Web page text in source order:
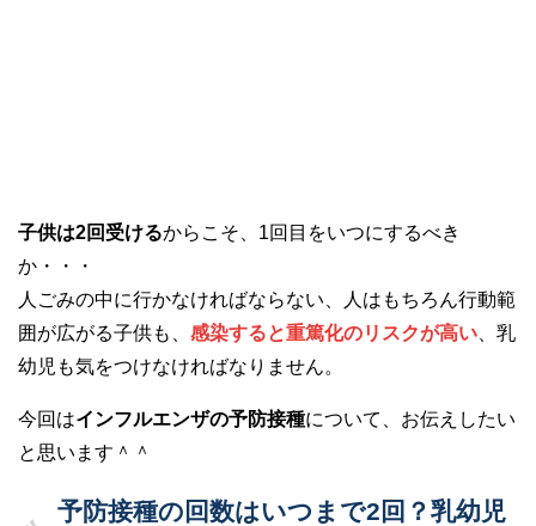
子供は2回受けるからこそ、1回目をいつにするべき
か・・・
人ごみの中に行かなければならない、人はもちろん行動範
囲が広がる子供も、 感染すると重篤化のリスクが高い 、乳
幼児も気をつけなければなりません。
今回はインフルエンザの予防接種について、お伝えしたい
と思います＾＾
予防接種の回数はいつまで2回？乳幼児